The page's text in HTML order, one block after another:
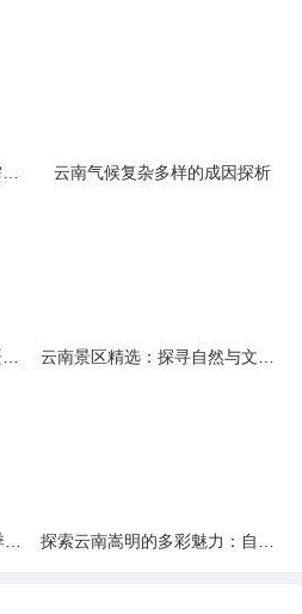
云南气候复杂多样的成因探析